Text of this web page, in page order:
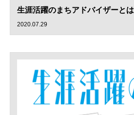
生涯活躍のまちアドバイザーとは
2020.07.29